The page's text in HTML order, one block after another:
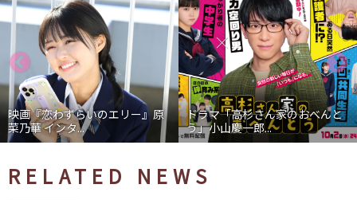
映画『恋わずらいのエリー』原
菜乃華 インタ...
ドラマ「高杉さん家のおべんと
う」小山慶一郎...
RELATED NEWS